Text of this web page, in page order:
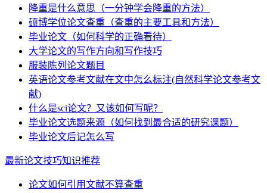
降重是什么意思（一分钟学会降重的方法）
硕博学位论文查重（查重的主要工具和方法）
毕业论文（如何科学的正确看待）
大学论文的写作方向和写作技巧
服装陈列论文题目
英语论文参考文献在文中怎么标注(自然科学论文参考文
献)
什么是sci论文？又该如何写呢？
毕业论文选题来源（如何找到最合适的研究课题）
毕业论文后记怎么写
最新论文技巧知识推荐
论文如何引用文献不算查重